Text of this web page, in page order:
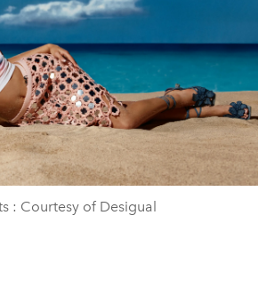
: Courtesy of Desigual